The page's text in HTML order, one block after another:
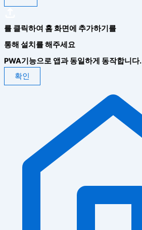
를 클릭하여 홈 화면에 추가하기를
통해 설치를 해주세요
PWA기능으로 앱과 동일하게 동작합니다.
확인